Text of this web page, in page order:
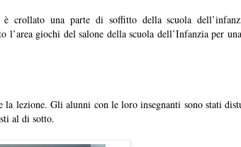
una parte di soffitto della scuola
l’area giochi del salone della scuola dell’Infanzia per
la lezione. Gli alunni con le loro insegnanti sono stati
al di sotto.